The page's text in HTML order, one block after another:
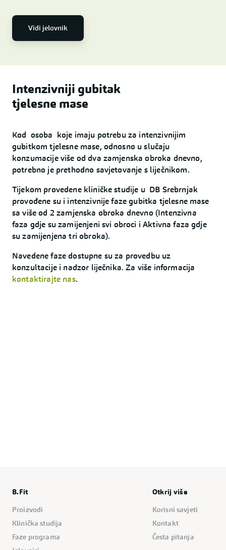
Vidi jelovnik
Intenzivniji gubitak
tjelesne mase
Kod osoba koje imaju potrebu za intenzivnijim
gubitkom tjelesne mase, odnosno u slučaju
konzumacije više od dva zamjenska obroka dnevno,
potrebno je prethodno savjetovanje s liječnikom.
Tijekom provedene kliničke studije u DB Srebrnjak
provođene su i intenzivnije faze gubitka tjelesne mase
sa više od 2 zamjenska obroka dnevno (Intenzivna
faza gdje su zamijenjeni svi obroci i Aktivna faza gdje
su zamijenjena tri obroka).
Navedene faze dostupne su za provedbu uz
konzultacije i nadzor liječnika. Za više informacija
kontaktirajte nas.
B.Fit
Proizvodi
Klinička studija
Faze programa
Otkrij više
Korisni savjeti
Kontakt
Česta pitanja